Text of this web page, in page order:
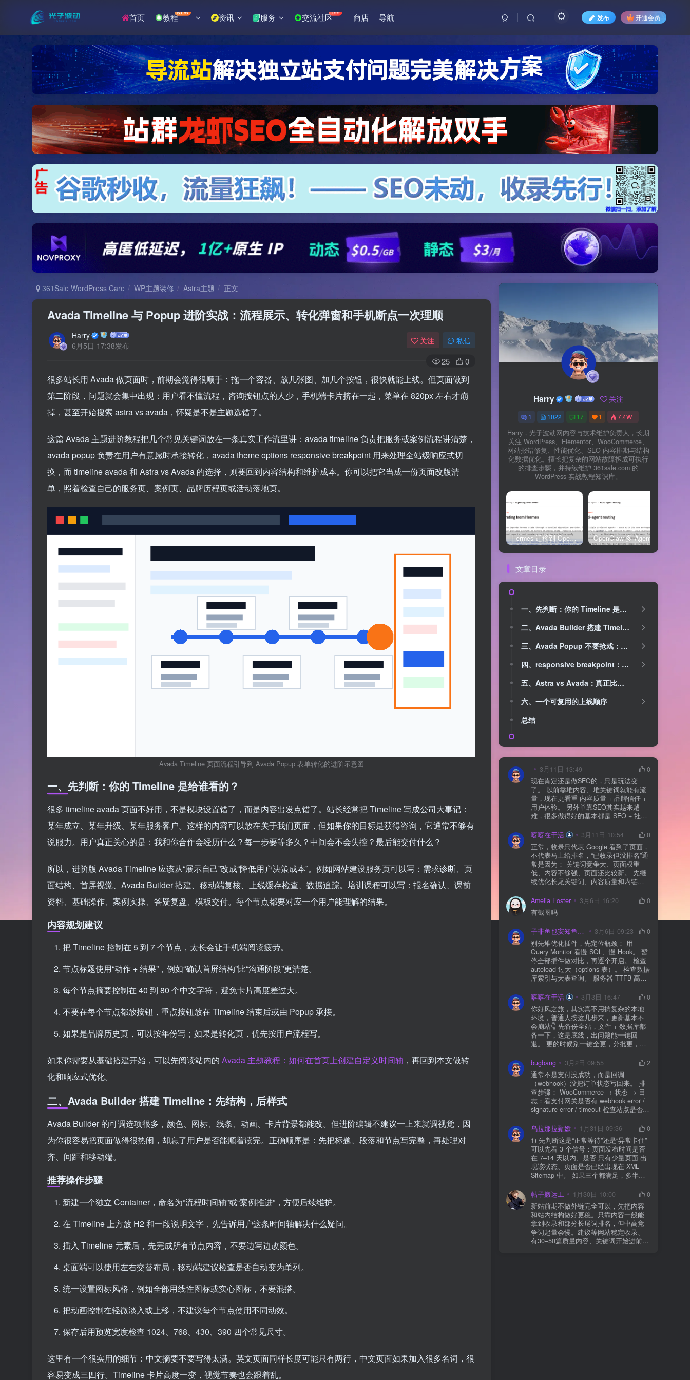
首页 教程NEW 资讯 服务 交流社区+99 商店 导航 发布 开通会员
361Sale WordPress Care WP主题装修 Astra主题 正文
Avada Timeline 与 Popup 进阶实战：流程展示、转化弹窗和手机断点一次理顺
Harry
6月5日 17:38发布
关注 私信
25 0
很多站长用 Avada 做页面时，前期会觉得很顺手：拖一个容器、放几张图、加几个按钮，很快就能上线。但页面做到
第二阶段，问题就会集中出现：用户看不懂流程，咨询按钮点的人少，手机端卡片挤在一起，菜单在 820px 左右才崩
掉，甚至开始搜索 astra vs avada，怀疑是不是主题选错了。
这篇 Avada 主题进阶教程把几个常见关键词放在一条真实工作流里讲：avada timeline 负责把服务或案例流程讲清楚，
avada popup 负责在用户有意愿时承接转化，avada theme options responsive breakpoint 用来处理全站级响应式切
换，而 timeline avada 和 Astra vs Avada 的选择，则要回到内容结构和维护成本。你可以把它当成一份页面改版清
单，照着检查自己的服务页、案例页、品牌历程页或活动落地页。
Avada Timeline 页面流程引导到 Avada Popup 表单转化的进阶示意图
一、先判断：你的 Timeline 是给谁看的？
很多 timeline avada 页面不好用，不是模块设置错了，而是内容出发点错了。站长经常把 Timeline 写成公司大事记：
某年成立、某年升级、某年服务客户。这样的内容可以放在关于我们页面，但如果你的目标是获得咨询，它通常不够有
说服力。用户真正关心的是：我和你合作会经历什么？每一步要等多久？中间会不会失控？最后能交付什么？
所以，进阶版 Avada Timeline 应该从“展示自己”改成“降低用户决策成本”。例如网站建设服务页可以写：需求诊断、页
面结构、首屏视觉、Avada Builder 搭建、移动端复核、上线缓存检查、数据追踪。培训课程可以写：报名确认、课前
资料、基础操作、案例实操、答疑复盘、模板交付。每个节点都要对应一个用户能理解的结果。
内容规划建议
把 Timeline 控制在 5 到 7 个节点，太长会让手机端阅读疲劳。
节点标题使用“动作 + 结果”，例如“确认首屏结构”比“沟通阶段”更清楚。
每个节点摘要控制在 40 到 80 个中文字符，避免卡片高度差过大。
不要在每个节点都放按钮，重点按钮放在 Timeline 结束后或由 Popup 承接。
如果是品牌历史页，可以按年份写；如果是转化页，优先按用户流程写。
如果你需要从基础搭建开始，可以先阅读站内的 Avada 主题教程：如何在首页上创建自定义时间轴 ，再回到本文做转
化和响应式优化。
二、Avada Builder 搭建 Timeline：先结构，后样式
Avada Builder 的可调选项很多，颜色、图标、线条、动画、卡片背景都能改。但进阶编辑不建议一上来就调视觉，因
为你很容易把页面做得很热闹，却忘了用户是否能顺着读完。正确顺序是：先把标题、段落和节点写完整，再处理对
齐、间距和移动端。
推荐操作步骤
新建一个独立 Container，命名为“流程时间轴”或“案例推进”，方便后续维护。
在 Timeline 上方放 H2 和一段说明文字，先告诉用户这条时间轴解决什么疑问。
插入 Timeline 元素后，先完成所有节点内容，不要边写边改颜色。
桌面端可以使用左右交替布局，移动端建议检查是否自动变为单列。
统一设置图标风格，例如全部用线性图标或实心图标，不要混搭。
把动画控制在轻微淡入或上移，不建议每个节点使用不同动效。
保存后用预览宽度检查 1024、768、430、390 四个常见尺寸。
这里有一个很实用的细节：中文摘要不要写得太满。英文页面同样长度可能只有两行，中文页面如果加入很多名词，很
容易变成三四行。Timeline 卡片高度一变，视觉节奏也会跟着乱。
Harry 关注
1 1022 17 1 7.4W+
Harry，光子波动网内容与技术维护负责人，长期
关注 WordPress、Elementor、WooCommerce、
网站报错修复、性能优化、SEO 内容排期与结构
化数据优化。擅长把复杂的网站故障拆成可执行
的排查步骤，并持续维护 361sale.com 的
WordPress 实战教程知识库。
Hermes 迁移到 OpenClaw 上线清单：频道、定时任务、权限和回滚一次检查
文章目录
一、先判断：你的 Timeline 是给谁看的？
二、Avada Builder 搭建 Timeline：先结构，后样式
三、Avada Popup 不要抢戏：让它出现在用户准备行动时
四、responsive breakpoint：不要把全局断点当万能修复
五、Astra vs Avada：真正比较的是维护方式
六、一个可复用的上线顺序
总结
3月11日 13:49
0
现在肯定还是做SEO的，只是玩法变
了。 以前靠堆内容、堆关键词就能有流
量，现在更看重 内容质量 + 品牌信任 +
用户体验。 另外单靠SEO其实越来越
难，很多做得好的基本都是 SEO + 社媒
质还是一个长期获客渠道，但不能再当
成唯一渠道了。
嘻嘻在干活 3月11日 10:54
0
正常，收录只代表 Google 看到了页面，
不代表马上给排名，“已收录但没排名”通
常是因为： 关键词竞争大、页面权重
低、内容不够强、页面还比较新。 先继
续优化长尾关键词、内容质量和内链，
Amelia Foster
3月6日 16:20
0
有截图吗
子非鱼也安知鱼之乐 3月6日 09:23
0
别先堆优化插件，先定位瓶颈： 用
Query Monitor 看慢 SQL、慢 Hook。 暂
停全部插件做对比，再逐个开启。 检查
autoload 过大（options 表）。 检查数据
库索引与大表查询。 服务器 TTFB 高就
嘻嘻在干活
3月3日 16:47
0
你好风之旅，其实真不用搞复杂的本地
环境，普通人按这几步来，更新基本不
会崩站👇 先备份全站，文件 + 数据库都
备一下，这是底线，出问题能一键回
退。 更的时候别一键全更，分批更，先
立刻清缓存，去前台检查首页、文章
页、按钮、表单这些关键位置。 最好再
装个支持版本回滚的插件，万一崩了，
一秒切回旧版。 总结来说：先备份、分
批更、更完查、留退路，稳得很✅😎希望
能帮到你
bugbang 3月2日 09:55
2
通常不是支付没成功，而是回调
（webhook）没把订单状态写回来。 排
查步骤： WooCommerce → 状态 → 日
志：看支付网关是否有 webhook error /
signature error / timeout 检查站点是否被
全插件） 检查是否启用了“缓存结账页/接
口路径”（结账页和回调接口不应缓存）
看服务器错误日志是否有 500/致命错误
导致回调执行中断 解决方案： 放行 wp-
json、wc-api、支付网关回调 URL（按网
关文档配置） 关闭结账页的缓存与 JS
合并压缩测试一次 若使用 Cloudflare：
则
乌拉那拉甄嬛 1月31日 09:36
0
1) 先判断这是“正常等待”还是“异常卡住”
可以先看 3 个信号：页面发布时间是否
在 7–14 天以内、是否 只有少量页面 出
现该状态、页面是否已经出现在 XML
Sitemap 中。 如果三个都满足，多半属
手。 2) 什么情况下“等”是没用的？ 以下
情况基本不会靠时间自动解决：页面几
乎没有内链（孤立页）、内容与站内已
有页面高度相似、canonical 指向了别的
URL、同一主题短时间发布太多相似文
章。 这种情况下，Google 已经抓取，但
判断“当前不值得进入索引”。 3) 最有效
帖子搬运工 1月30日 10:00
0
新站前期不做外链完全可以，先把内容
和站内结构做好更稳。只靠内容一般能
拿到收录和部分长尾词排名，但中高竞
争词起量会慢。建议等网站稳定收录、
有30–50篇质量内容、关键词开始进前